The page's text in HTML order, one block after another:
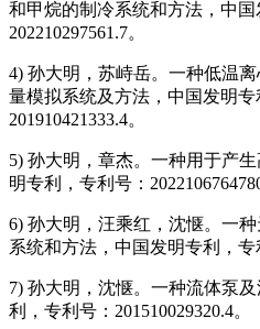
和甲烷的制冷系统和方法，中国
202210297561.7。
4) 孙大明，苏峙岳。一种低温
量模拟系统及方法，中国发明专
201910421333.4。
5) 孙大明，章杰。一种用于产
明专利，专利号：2022106764780
6) 孙大明，汪乘红，沈惬。一
系统和方法，中国发明专利，专
7) 孙大明，沈惬。一种流体泵
利，专利号：201510029320.4。